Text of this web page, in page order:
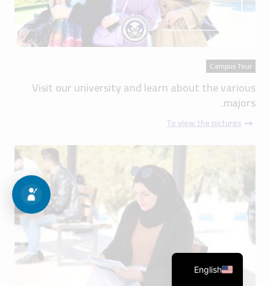
Campus Tour
Visit our university and learn about the various
majors.
To view the pictures
English